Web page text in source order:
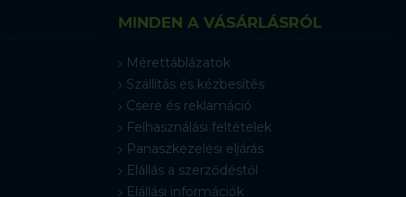
MINDEN A VÁSÁRLÁSRÓL
Mérettáblázatok
Szállítás és kézbesítés
Csere és reklamáció
Felhasználási feltételek
Panaszkezelési eljárás
Elállás a szerződéstől
Elállási információk